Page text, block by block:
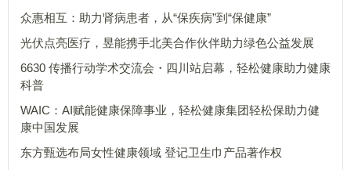
众惠相互：助力肾病患者，从“保疾病”到“保健康”
光伏点亮医疗，昱能携手北美合作伙伴助力绿色公益发展
6630 传播行动学术交流会・四川站启幕，轻松健康助力健康
科普
WAIC：AI赋能健康保障事业，轻松健康集团轻松保助力健
康中国发展
东方甄选布局女性健康领域 登记卫生巾产品著作权